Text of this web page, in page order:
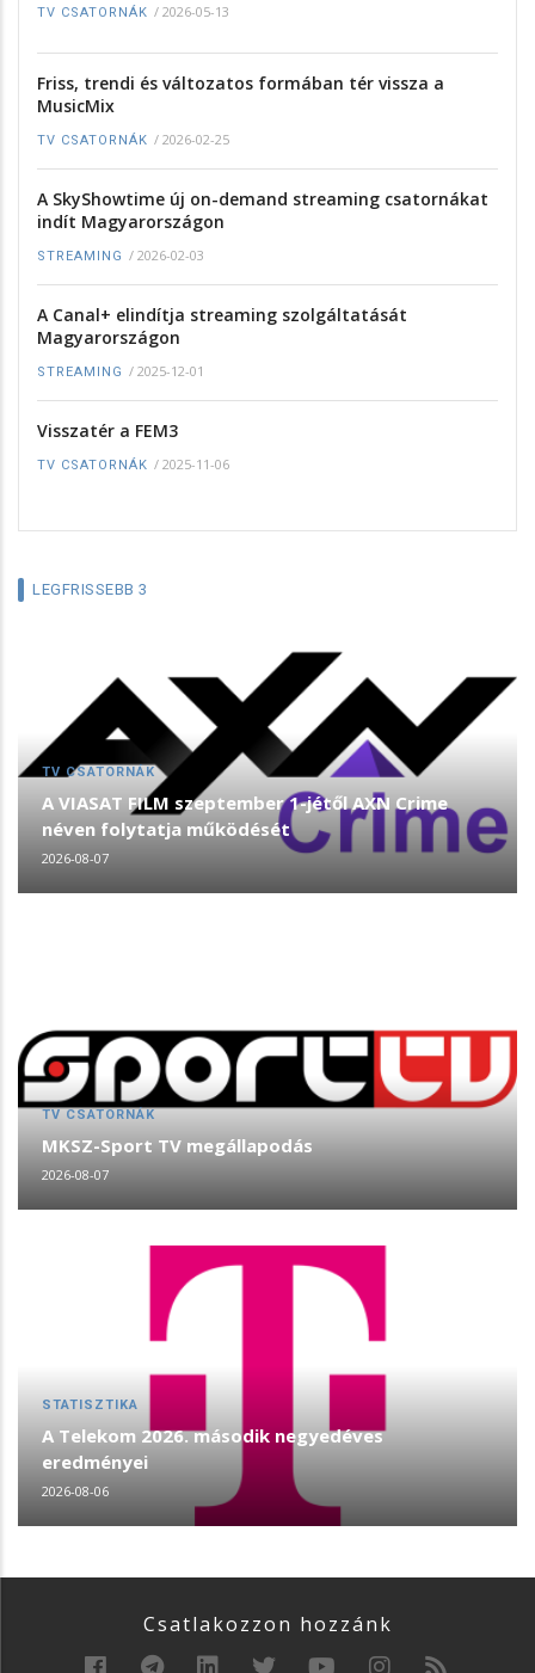
TV CSATORNÁK / 2026-05-13
Friss, trendi és változatos formában tér vissza a
MusicMix
TV CSATORNÁK / 2026-02-25
A SkyShowtime új on-demand streaming csatornákat
indít Magyarországon
STREAMING / 2026-02-03
A Canal+ elindítja streaming szolgáltatását
Magyarországon
STREAMING / 2025-12-01
Visszatér a FEM3
TV CSATORNÁK / 2025-11-06
LEGFRISSEBB 3
TV CSATORNÁK
A VIASAT FILM szeptember 1-jétől AXN Crime
néven folytatja működését
2026-08-07
TV CSATORNÁK
MKSZ-Sport TV megállapodás
2026-08-07
STATISZTIKA
A Telekom 2026. második negyedéves
eredményei
2026-08-06
Csatlakozzon hozzánk